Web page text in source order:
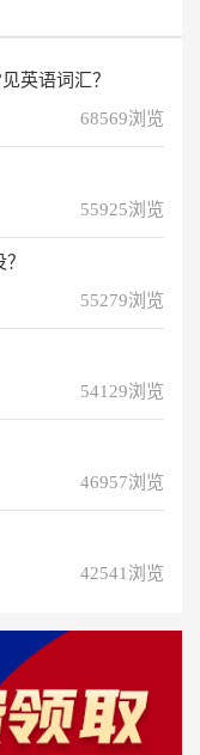
英语词汇？
68569浏览
55925浏览
55279浏览
54129浏览
46957浏览
42541浏览